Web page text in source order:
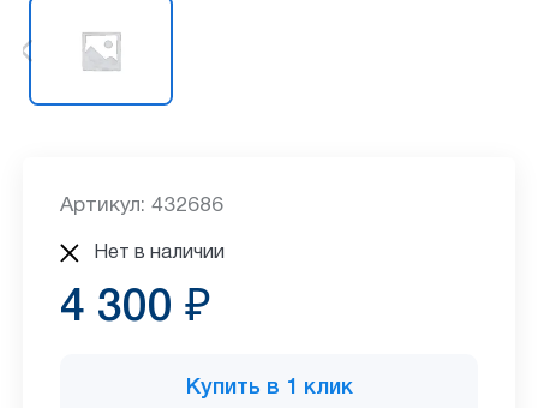
Артикул: 432686
Нет в наличии
4 300 ₽
Купить в 1 клик